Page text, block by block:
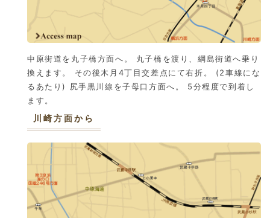
中原街道を丸子橋方面へ。 丸子橋を渡り、綱島街道へ乗り
換えます。 その後木月4丁目交差点にて右折。 (2車線にな
るあたり) 尻手黒川線を子母口方面へ。 5分程度で到着し
ます。
川崎方面から